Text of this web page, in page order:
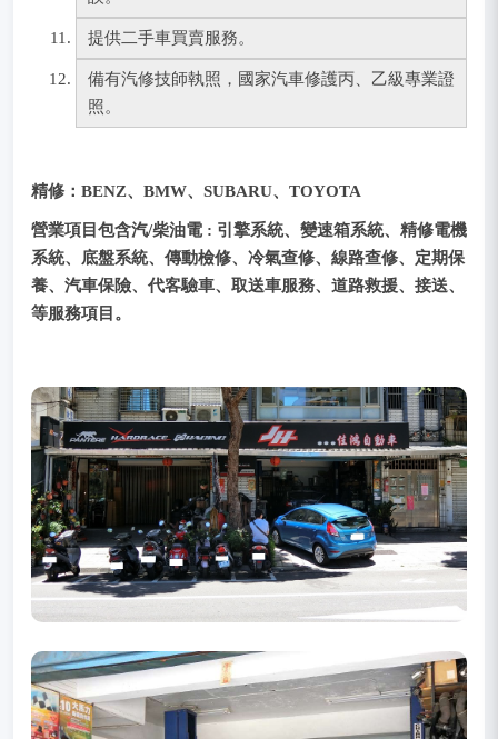
提供二手車買賣服務。
備有汽修技師執照，國家汽車修護丙、乙級專業證
照。
精修：BENZ、BMW、SUBARU、TOYOTA
營業項目包含汽/柴油電 : 引擎系統、變速箱系統、精修電機
系統、底盤系統、傳動檢修、冷氣查修、線路查修、定期保
養、汽車保險、代客驗車、取送車服務、道路救援、接送、
等服務項目。